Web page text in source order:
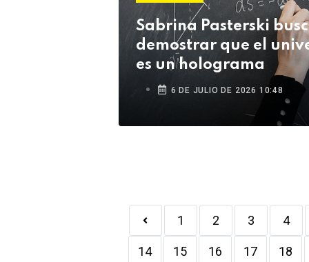
Sabrina Pasterski
demostrar que el
es un holograma
6 DE JULIO DE 2026 10:48
1 2 3 4
14 15 16 17 18